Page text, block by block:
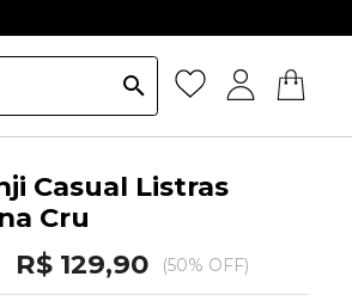
Casual Listras
Cru
R$ 129,90 (50% OFF)